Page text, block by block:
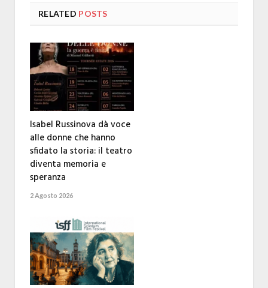
RELATED POSTS
Isabel Russinova dà voce
alle donne che hanno
sfidato la storia: il teatro
diventa memoria e
speranza
2 Agosto 2026